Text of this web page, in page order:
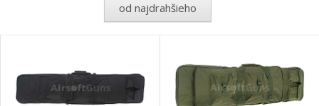
od najdrahšieho